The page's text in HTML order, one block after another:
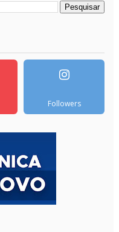
Followers